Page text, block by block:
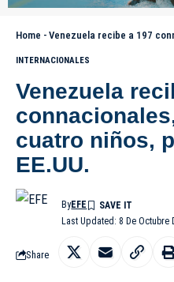
Home - Venezuela recibe a 197
INTERNACIONALES
Venezuela
cuatro niños,
EE.UU.
Last Updated: 8 De Octubre
ByEFE
Share